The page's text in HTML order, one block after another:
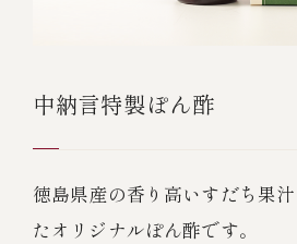
中納言特製ぽん酢
徳島県産の香り高いすだち果
たオリジナルぽん酢です。